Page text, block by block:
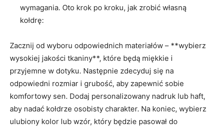
wymagania. Oto krok po⁤ kroku, jak zrobić własną
‌kołdrę:
Zacznij od wyboru odpowiednich materiałów – **wybierz
wysokiej jakości tkaniny**, które będą ⁢miękkie i
przyjemne w dotyku. Następnie ⁤zdecyduj się na
odpowiedni rozmiar i ⁤grubość, aby zapewnić sobie
komfortowy sen. Dodaj personalizowany nadruk lub haft,⁢
aby nadać kołdrze osobisty charakter. Na koniec, wybierz
ulubiony kolor⁤ lub wzór, który będzie‍ pasował do